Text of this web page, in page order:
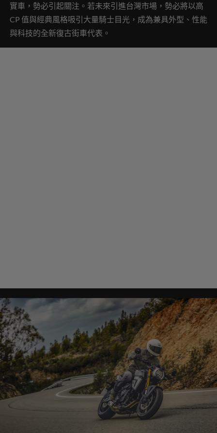
實車，勢必引起關注。若未來引進台灣市場，勢必將以高
CP 值與經典風格吸引大量騎士目光，成為兼具外型、性能
與科技的全新復古街車代表。